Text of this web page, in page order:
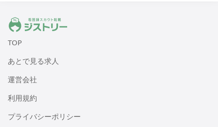
医療施設型ホスピス 医心館八事南山
愛知県名古屋市昭和区南山町22-11
神奈川県横浜市港北区菊名六丁目20-42
東京都八王子市明神町三丁目3-20
ジストリー 看護師の転職マッチング
TOP
あとで見る求人
運営会社
利用規約
プライバシーポリシー